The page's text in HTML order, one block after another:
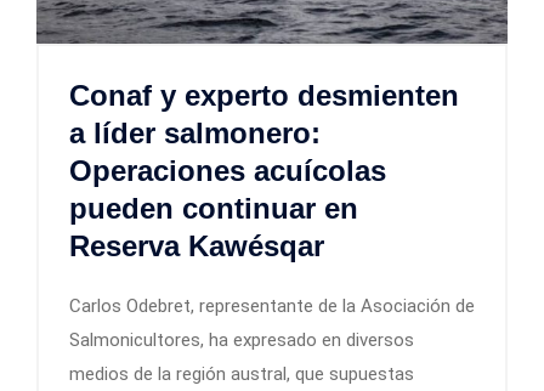
Conaf y experto desmienten
a líder salmonero:
Operaciones acuícolas
pueden continuar en
Reserva Kawésqar
Carlos Odebret, representante de la Asociación de
Salmonicultores, ha expresado en diversos
medios de la región austral, que supuestas